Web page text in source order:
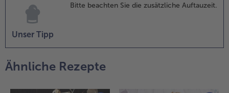
Unser Tipp
Bitte beachten Sie die zusätzliche Auftauzeit.
Ähnliche Rezepte